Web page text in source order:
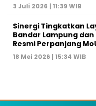
3 Juli 2026 | 11:39 WIB
Sinergi Tingkatkan
Bandar Lampung
Resmi Perpanjang
18 Mei 2026 | 15:34 WIB